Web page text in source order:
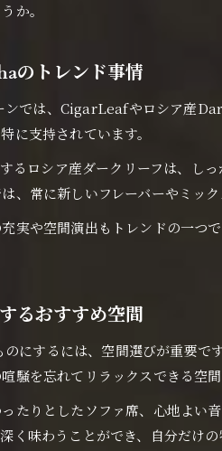
個
か。
のトレンド事情
では、CigarLeafやロシア産
に支持されています。
るロシア産ダークリーフは、し
、常に新しいフレーバーやミッ
実や空間演出もトレンドの一つ
るおすすめ空間
にするには、空間選びが重要で
騒を忘れてリラックスできる空間
たりとしたソファ席、心地よ
く味わうことができ、自分だけの